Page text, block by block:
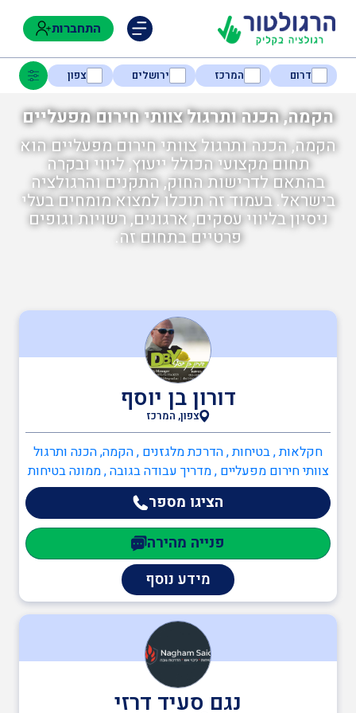
התחברות
דרום המרכז ירושלים צפון
הקמה, הכנה ותרגול צוותי חירום מפעליים
הקמה, הכנה ותרגול צוותי חירום מפעליים הוא
תחום מקצועי הכולל ייעוץ, ליווי ובקרה
בהתאם לדרישות החוק, התקנים והרגולציה
בישראל. בעמוד זה תוכלו למצוא מומחים בעלי
ניסיון בליווי עסקים, ארגונים, רשויות וגופים
פרטיים בתחום זה.
נגישות
חקלאות
ניהול אסונות ומצבי חירום
רופא תעסוקתי
בקר בטיחות
בודק מוסמך לקרינה
בודק מוסמך לאולמות
ומגרשי ספורט
בודק מוסמך למתקני כושר
וספורט
דורון בן יוסף
צפון, המרכז
חקלאות , בטיחות , הדרכת מלגזנים , הקמה, הכנה ותרגול
צוותי חירום מפעליים , מדריך עבודה בגובה , ממונה בטיחות
בעבודה , ממונה בטיחות אש , כיבוי אש , כתיבה/עדכון תיק
שטח , ממונה בטיחות אש
הציגו מספר
פנייה מהירה
מידע נוסף
נגם סעיד דרזי